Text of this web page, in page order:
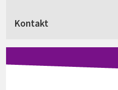
Kontakt